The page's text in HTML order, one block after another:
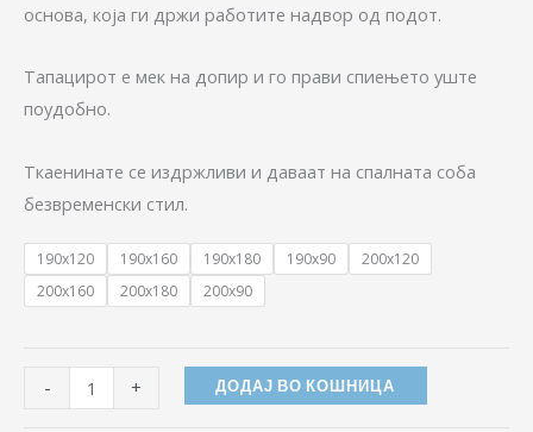
основа, која ги држи работите надвор од подот.
Тапацирот е мек на допир и го прави спиењето уште
поудобно.
Ткаенинате се издржливи и даваат на спалната соба
безвременски стил.
190x120 190x160 190x180 190x90
200x120
200x160
200x180 200x90
- + ДОДАЈ ВО КОШНИЦА